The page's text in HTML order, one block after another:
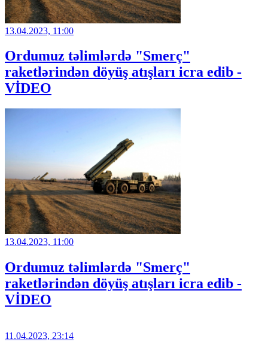
13.04.2023, 11:00
Ordumuz təlimlərdə "Smerç"
raketlərindən döyüş atışları icra edib -
VİDEO
13.04.2023, 11:00
Ordumuz təlimlərdə "Smerç"
raketlərindən döyüş atışları icra edib -
VİDEO
11.04.2023, 23:14